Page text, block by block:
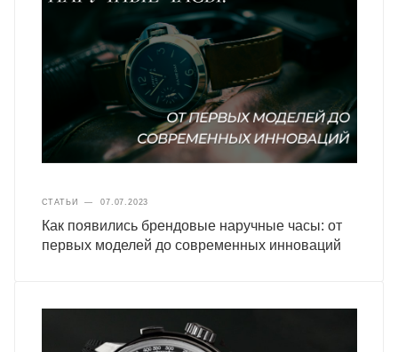
СТАТЬИ — 07.07.2023
Как появились брендовые наручные часы: от
первых моделей до современных инноваций